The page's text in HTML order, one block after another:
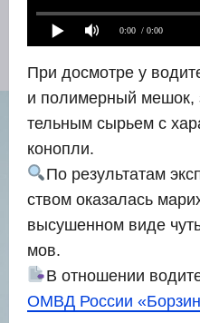
0:00 / 0:00
При досмот­ре у
и поли­мер­ный мешок,
тель­ным сырьем с
коноп­ли.
По резуль­та­там
ством ока­за­лась
высу­шен­ном виде
мов.
В отно­ше­нии
ОМВД Рос­сии